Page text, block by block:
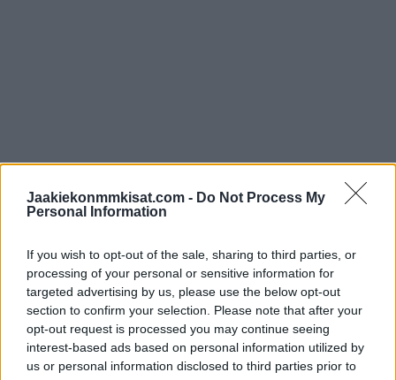
Jaakiekonmmkisat.com - Do Not Process My
Personal Information
If you wish to opt-out of the sale, sharing to third parties, or
processing of your personal or sensitive information for
targeted advertising by us, please use the below opt-out
section to confirm your selection. Please note that after your
opt-out request is processed you may continue seeing
interest-based ads based on personal information utilized by
us or personal information disclosed to third parties prior to
Suomen ottelut Olympialaisissa
11.2. 17:40 Slovakia – Suomi
14.2. 17:40 Suomi – Italia
Suomi pääsee joka tapauksessa mukaan pudotuspeleihin,
jotka käynnistyvät 17.2.